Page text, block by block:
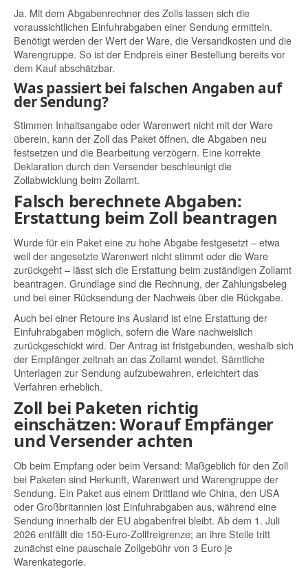
Ja. Mit dem Abgabenrechner des Zolls lassen sich die
voraussichtlichen Einfuhrabgaben einer Sendung ermitteln.
Benötigt werden der Wert der Ware, die Versandkosten und die
Warengruppe. So ist der Endpreis einer Bestellung bereits vor
dem Kauf abschätzbar.
Was passiert bei falschen Angaben auf
der Sendung?
Stimmen Inhaltsangabe oder Warenwert nicht mit der Ware
überein, kann der Zoll das Paket öffnen, die Abgaben neu
festsetzen und die Bearbeitung verzögern. Eine korrekte
Deklaration durch den Versender beschleunigt die
Zollabwicklung beim Zollamt.
Falsch berechnete Abgaben:
Erstattung beim Zoll beantragen
Wurde für ein Paket eine zu hohe Abgabe festgesetzt – etwa
weil der angesetzte Warenwert nicht stimmt oder die Ware
zurückgeht – lässt sich die Erstattung beim zuständigen Zollamt
beantragen. Grundlage sind die Rechnung, der Zahlungsbeleg
und bei einer Rücksendung der Nachweis über die Rückgabe.
Auch bei einer Retoure ins Ausland ist eine Erstattung der
Einfuhrabgaben möglich, sofern die Ware nachweislich
zurückgeschickt wird. Der Antrag ist fristgebunden, weshalb sich
der Empfänger zeitnah an das Zollamt wendet. Sämtliche
Unterlagen zur Sendung aufzubewahren, erleichtert das
Verfahren erheblich.
Zoll bei Paketen richtig
einschätzen: Worauf Empfänger
und Versender achten
Ob beim Empfang oder beim Versand: Maßgeblich für den Zoll
bei Paketen sind Herkunft, Warenwert und Warengruppe der
Sendung. Ein Paket aus einem Drittland wie China, den USA
oder Großbritannien löst Einfuhrabgaben aus, während eine
Sendung innerhalb der EU abgabenfrei bleibt. Ab dem 1. Juli
2026 entfällt die 150-Euro-Zollfreigrenze; an ihre Stelle tritt
zunächst eine pauschale Zollgebühr von 3 Euro je
Warenkategorie.